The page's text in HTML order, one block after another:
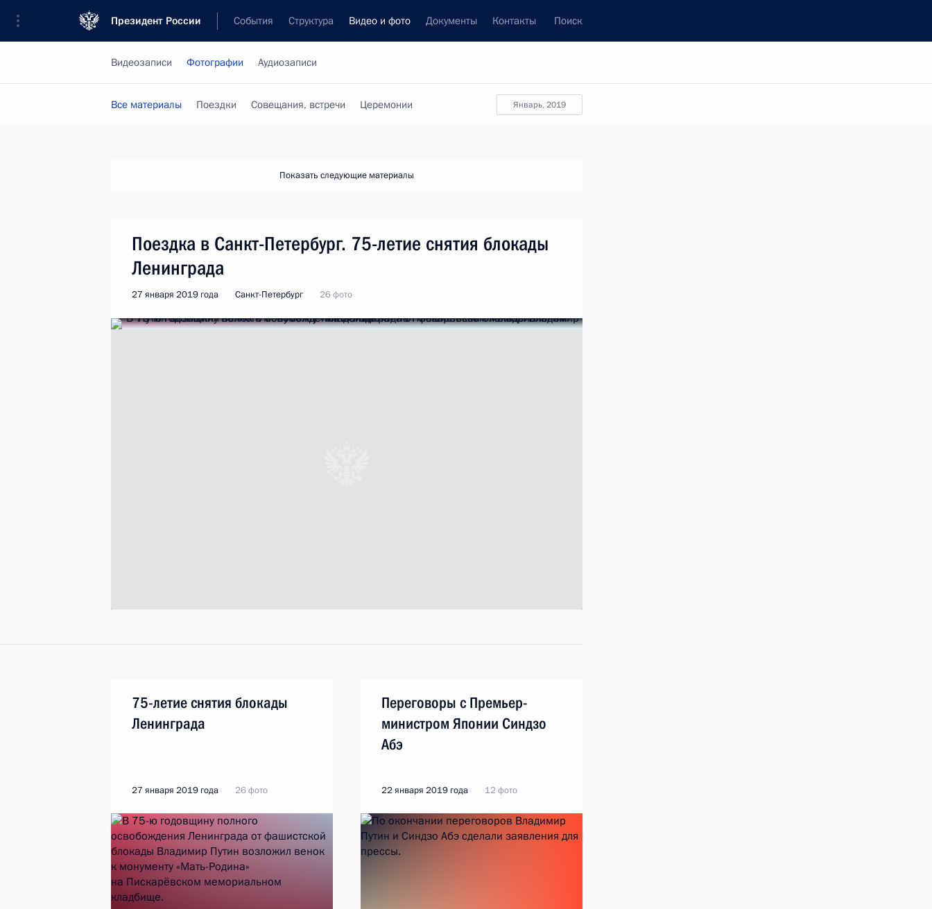
Президент России События Структура Видео и фото Документы Контакты Поиск
Видеозаписи Фотографии Аудиозаписи
январь, 2019
Все материалы Поездки Совещания, встречи Церемонии
Показать следующие материалы
Поездка в Санкт-Петербург. 75-летие снятия блокады
Ленинграда
27 января 2019 года Санкт-Петербург 26 фото
75-летие снятия блокады
Ленинграда
27 января 2019 года 26 фото
Переговоры с Премьер-
министром Японии Синдзо
Абэ
22 января 2019 года 12 фото